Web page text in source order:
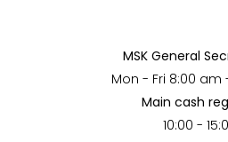
MSK General
Mon - Fri 8:00 am
Main cash
10:00 -